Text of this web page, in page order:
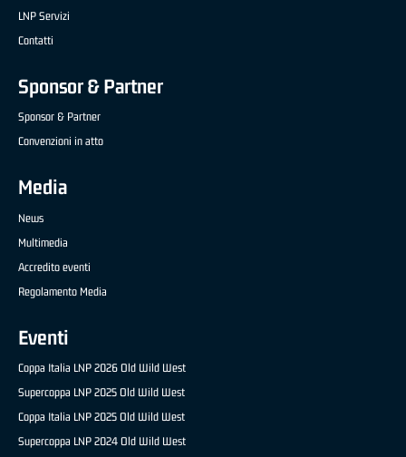
LNP Servizi
Contatti
Sponsor & Partner
Sponsor & Partner
Convenzioni in atto
Media
News
Multimedia
Accredito eventi
Regolamento Media
Eventi
Coppa Italia LNP 2026 Old Wild West
Supercoppa LNP 2025 Old Wild West
Coppa Italia LNP 2025 Old Wild West
Supercoppa LNP 2024 Old Wild West